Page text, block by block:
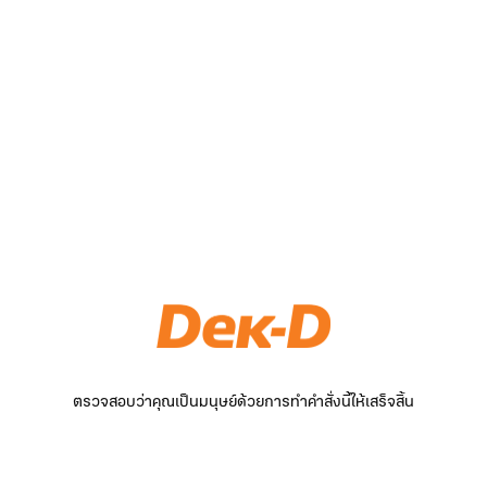
ตรวจสอบว่าคุณเป็นมนุษย์ด้วยการทำคำสั่งนี้ให้เสร็จสิ้น